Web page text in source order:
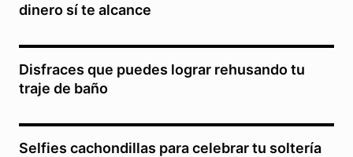
dinero sí te alcance
Disfraces que puedes lograr rehusando tu
traje de baño
Selfies cachondillas para celebrar tu soltería